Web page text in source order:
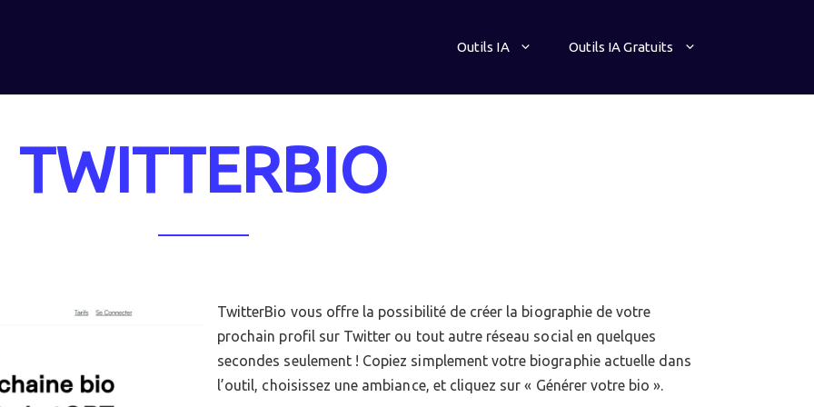
Outils IA Outils IA Gratuits
TWITTERBIO
TwitterBio vous offre la possibilité de créer la biographie de votre
prochain profil sur Twitter ou tout autre réseau social en quelques
secondes seulement ! Copiez simplement votre biographie actuelle dans
l’outil, choisissez une ambiance, et cliquez sur « Générer votre bio ».